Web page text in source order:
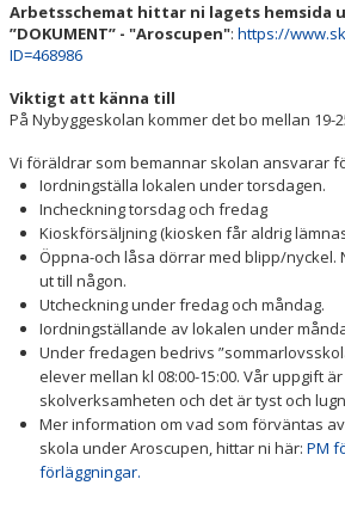
Arbetsschemat hittar ni lagets hemsida
”DOKUMENT” - "Aroscupen": https://
ID=468986
Viktigt att känna till
På Nybyggeskolan kommer det bo mellan 19-
Vi föräldrar som bemannar skolan ansvarar
Iordningställa lokalen under torsdagen.
Incheckning torsdag och fredag
Kioskförsäljning (kiosken får aldrig
Öppna-och låsa dörrar med blipp/nyckel.
ut till någon.
Utcheckning under fredag och måndag.
Iordningställande av lokalen under
Under fredagen bedrivs
elever mellan kl 08:00-15:00. Vår uppgift
skolverksamheten och det är tyst och
Mer information om vad som förväntas
skola under Aroscupen, hittar ni här: PM
förläggningar.